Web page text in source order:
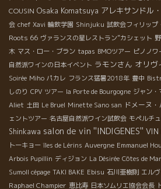
COUSIN Osaka Komatsuya アレキサンドル
会 chef Xavi 輪飲学園 Shinjuku 試飲会フィリップ
Roots 66 ヴァランスの星レストラン”カシェット
木 マス・ロー・ブラン tapas BMOツアー ピノノワ
自然派ワインの日本イベント ラモンさん オリヴ
Soirée Miho パカレ フランス猛暑2018年 豊中
しのり CPV ツアー la Porte de Bourgogne ジャン・
Aliet 土田 Le Bruel Minette Sano san ドメーヌ
ェントツアー 名古屋自然派ワイン試飲会 モペルチ
Shinkawa salon de vin ''INDIGENES'' VIN
トーキョー îles de Lérins Auvergne Emmanuel
Arbois Pupillin ディジョン La Désirée Côtes de
Sumoll cépage TAKI BAKE Ebisu 石川亜樹則 エル
Raphael Champier 恵比寿 日本ソムリエ協会会長